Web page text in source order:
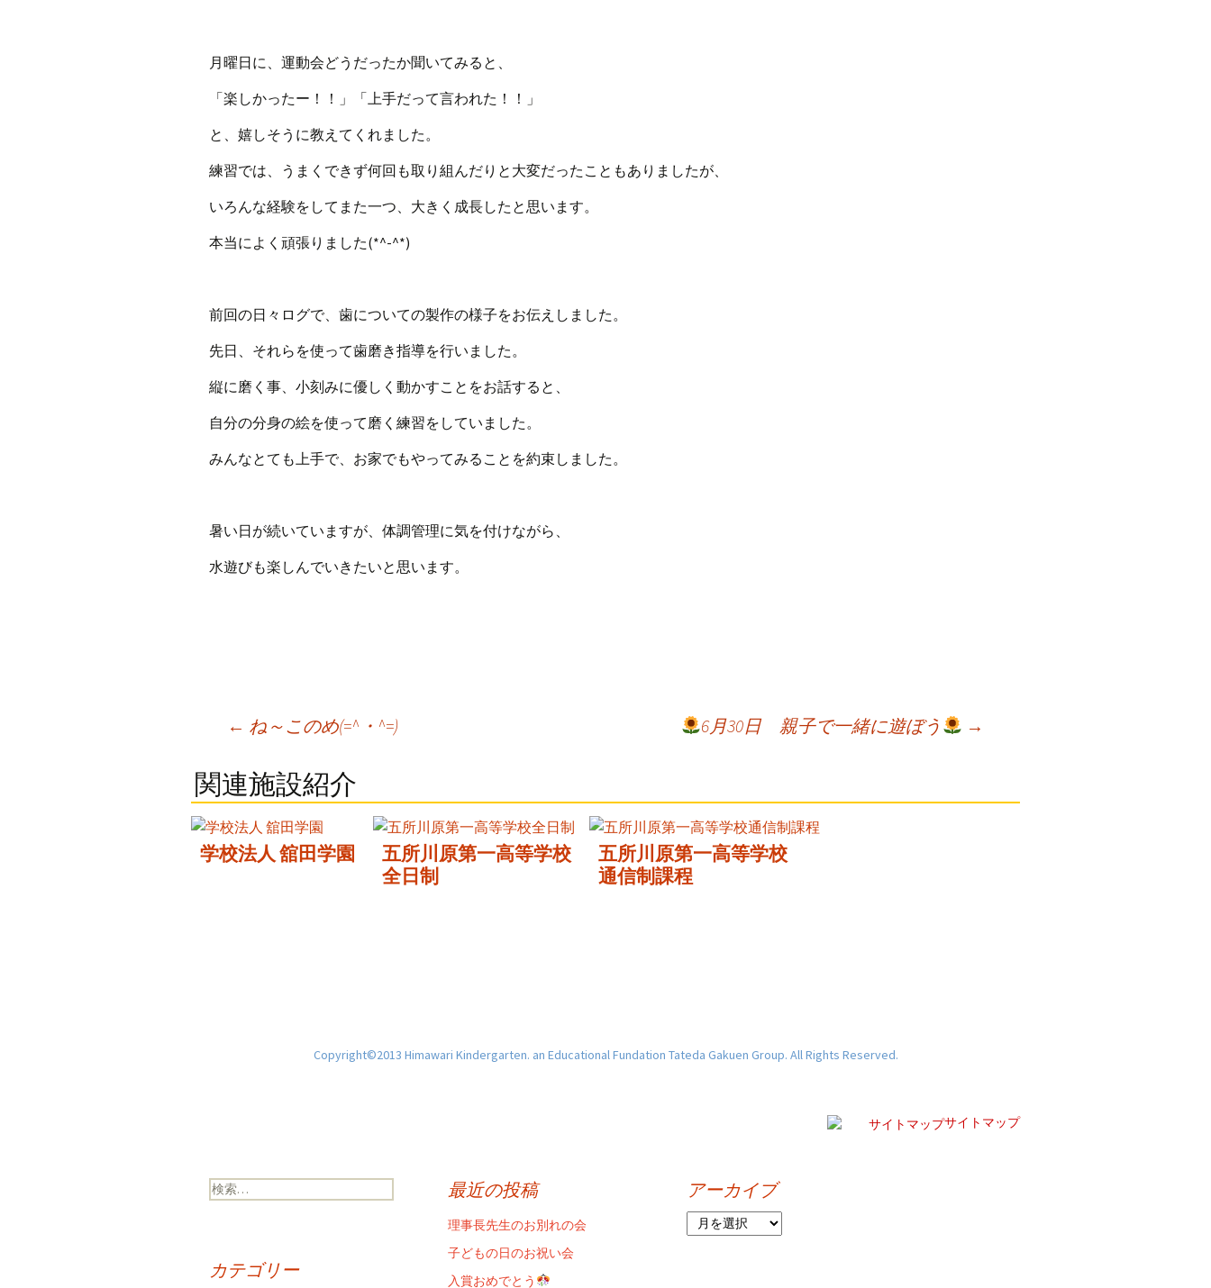
月曜日に、運動会どうだったか聞いてみると、
「楽しかったー！！」「上手だって言われた！！」
と、嬉しそうに教えてくれました。
練習では、うまくできず何回も取り組んだりと大変だったこともありましたが、
いろんな経験をしてまた一つ、大きく成長したと思います。
本当によく頑張りました(*^-^*)
前回の日々ログで、歯についての製作の様子をお伝えしました。
先日、それらを使って歯磨き指導を行いました。
縦に磨く事、小刻みに優しく動かすことをお話すると、
自分の分身の絵を使って磨く練習をしていました。
みんなとても上手で、お家でもやってみることを約束しました。
暑い日が続いていますが、体調管理に気を付けながら、
水遊びも楽しんでいきたいと思います。
Post
← ね～このめ(=^・^=) 6月30日 親子で一緒に遊ぼう →
関連施設紹介
学校法人 舘田学園
五所川原第一高等学校
全日制
五所川原第一高等学校
通信制課程
Copyright©2013 Himawari Kindergarten. an Educational Fundation Tateda Gakuen Group. All Rights Reserved.
サイトマップ
検
索:
最近の投稿
理事長先生のお別れの会
子どもの日のお祝い会
入賞おめでとう
アーカイブ
ー
カテゴリー